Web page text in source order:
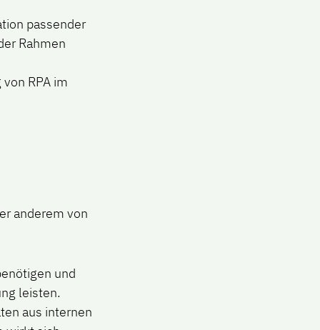
passender
Rahmen
RPA im
anderem von
und
leisten.
aus internen